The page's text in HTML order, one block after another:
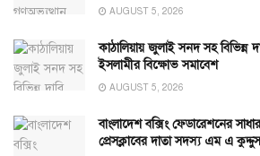
AUGUST 5, 2026
কাঠালিয়ায় জুলাই সনদ সহ বিভিন্ন
ইসলামীর বিক্ষোভ সমাবেশ
AUGUST 5, 2026
বাংলাদেশ বক্সিং ফেডারেশনের
প্রেসক্লাবের দাতা সদস্য এম এ